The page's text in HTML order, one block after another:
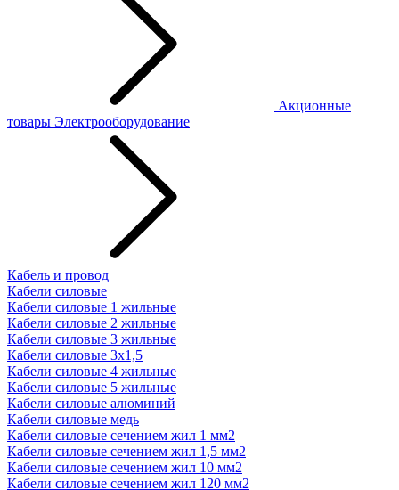
Акционные
товары Электрооборудование
Кабель и провод
Кабели силовые
Кабели силовые 1 жильные
Кабели силовые 2 жильные
Кабели силовые 3 жильные
Кабели силовые 3х1,5
Кабели силовые 4 жильные
Кабели силовые 5 жильные
Кабели силовые алюминий
Кабели силовые медь
Кабели силовые сечением жил 1 мм2
Кабели силовые сечением жил 1,5 мм2
Кабели силовые сечением жил 10 мм2
Кабели силовые сечением жил 120 мм2